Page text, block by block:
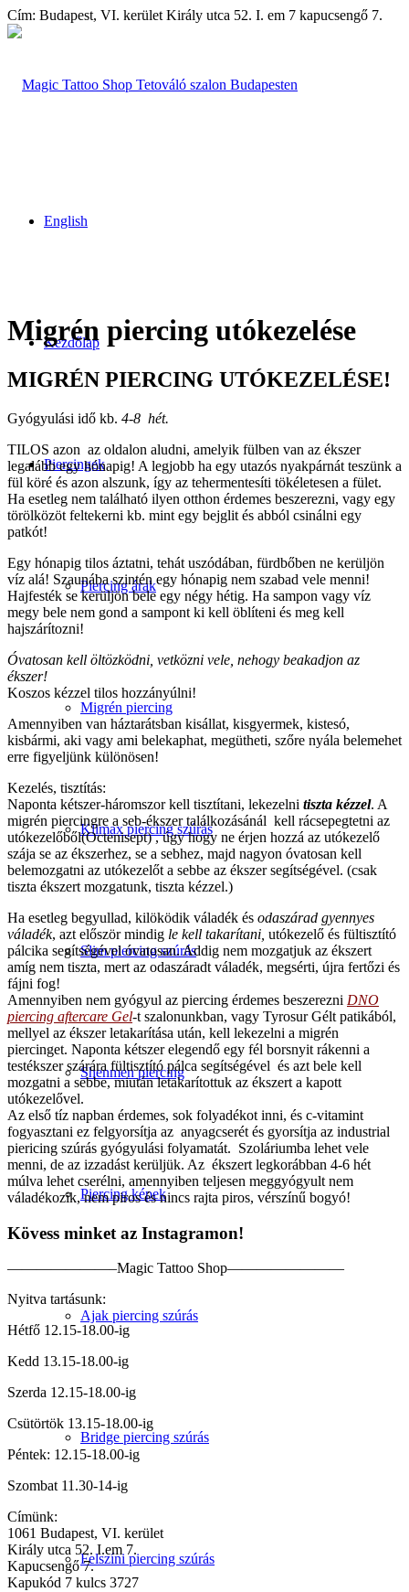
Cím: Budapest, VI. kerület Király utca 52. I. em 7 kapucsengő 7.
English
Kezdőlap
Piercingek
Piercing árak
Migrén piercing
Klimax piercing szúrás
Slim piercing szúrás
Shenmen piercing
Piercing képek
Ajak piercing szúrás
Bridge piercing szúrás
Felszíni piercing szúrás
Migrén piercing utókezelése
MIGRÉN PIERCING UTÓKEZELÉSE!
Gyógyulási idő kb. 4-8 hét.
TILOS azon az oldalon aludni, amelyik fülben van az ékszer
legalább egy hónapig! A legjobb ha egy utazós nyakpárnát teszünk a
fül köré és azon alszunk, így az tehermentesíti tökéletesen a fület.
Ha esetleg nem található ilyen otthon érdemes beszerezni, vagy egy
törölközöt feltekerni kb. mint egy bejglit és abból csinálni egy
patkót!
Egy hónapig tilos áztatni, tehát uszódában, fürdbőben ne kerüljön
víz alá! Szaunába szintén egy hónapig nem szabad vele menni!
Hajfesték se kerüljön bele egy négy hétig. Ha sampon vagy víz
megy bele nem gond a sampont ki kell öblíteni és meg kell
hajszárítozni!
Óvatosan kell öltözködni, vetközni vele, nehogy beakadjon az
ékszer!
Koszos kézzel tilos hozzányúlni!
Amennyiben van háztarátsban kisállat, kisgyermek, kistesó,
kisbármi, aki vagy ami belekaphat, megütheti, szőre nyála belemehet
erre figyeljünk különösen!
Kezelés, tisztítás:
Naponta kétszer-háromszor kell tisztítani, lekezelni tiszta kézzel. A
migrén piercingre a seb-ékszer találkozásánál kell rácsepegtetni az
utókezelőből(Octenisept) , úgy hogy ne érjen hozzá az utókezelő
szája se az ékszerhez, se a sebhez, majd nagyon óvatosan kell
belemozgatni az utókezelőt a sebbe az ékszer segítségével. (csak
tiszta ékszert mozgatunk, tiszta kézzel.)
Ha esetleg begyullad, kilöködik váladék és odaszárad gyennyes
váladék, azt először mindig le kell takarítani, utókezelő és fültisztító
pálcika segítségével óvatosan. Addig nem mozgatjuk az ékszert
amíg nem tiszta, mert az odaszáradt váladék, megsérti, újra fertőzi és
fájni fog!
Amennyiben nem gyógyul az piercing érdemes beszerezni DNO
piercing aftercare Gel-t szalonunkban, vagy Tyrosur Gélt patikából,
mellyel az ékszer letakarítása után, kell lekezelni a migrén
piercinget. Naponta kétszer elegendő egy fél borsnyit rákenni a
testékszer szárára fültisztító pálca segítségével és azt bele kell
mozgatni a sebbe, miután letakarítottuk az ékszert a kapott
utókezelővel.
Az első tíz napban érdemes, sok folyadékot inni, és c-vitamint
fogyasztani ez felgyorsítja az anyagcserét és gyorsítja az industrial
piericing szúrás gyógyulási folyamatát. Szoláriumba lehet vele
menni, de az izzadást kerüljük. Az ékszert legkorábban 4-6 hét
múlva lehet cserélni, amennyiben teljesen meggyógyult nem
váladékozik, nem piros és nincs rajta piros, vérszínű bogyó!
Kövess minket az Instagramon!
———————–Magic Tattoo Shop————————
Nyitva tartásunk:
Hétfő 12.15-18.00-ig
Kedd 13.15-18.00-ig
Szerda 12.15-18.00-ig
Csütörtök 13.15-18.00-ig
Péntek: 12.15-18.00-ig
Szombat 11.30-14-ig
Címünk:
1061 Budapest, VI. kerület
Király utca 52. I.em 7.
Kapucsengő 7.
Kapukód 7 kulcs 3727